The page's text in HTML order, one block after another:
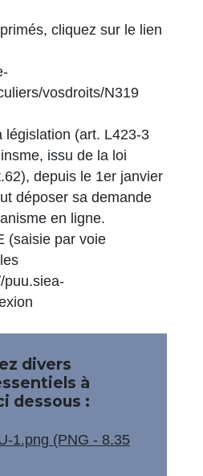
cliquez sur le lien
vosdroits/N319
législation (art. L423-3
issu de la loi
depuis le 1er janvier
déposer sa demande
en ligne.
(saisie par voie
puu.siea-
divers
à
dessous :
1.png (PNG - 8.35